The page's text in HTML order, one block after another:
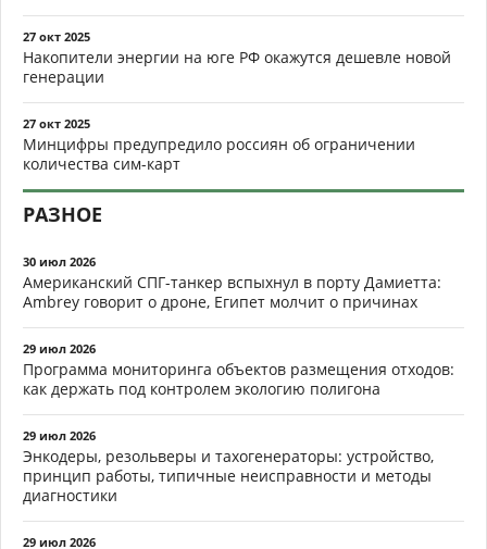
27 окт 2025
Накопители энергии на юге РФ окажутся дешевле новой
генерации
27 окт 2025
Минцифры предупредило россиян об ограничении
количества сим-карт
РАЗНОЕ
30 июл 2026
Американский СПГ-танкер вспыхнул в порту Дамиетта:
Ambrey говорит о дроне, Египет молчит о причинах
29 июл 2026
Программа мониторинга объектов размещения отходов:
как держать под контролем экологию полигона
29 июл 2026
Энкодеры, резольверы и тахогенераторы: устройство,
принцип работы, типичные неисправности и методы
диагностики
29 июл 2026